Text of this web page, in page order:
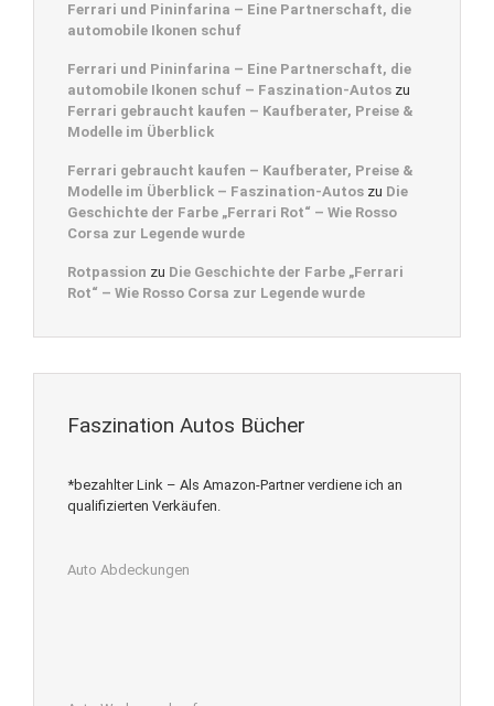
Ferrari und Pininfarina – Eine Partnerschaft, die
automobile Ikonen schuf
Ferrari und Pininfarina – Eine Partnerschaft, die
automobile Ikonen schuf – Faszination-Autos zu
Ferrari gebraucht kaufen – Kaufberater, Preise &
Modelle im Überblick
Ferrari gebraucht kaufen – Kaufberater, Preise &
Modelle im Überblick – Faszination-Autos zu Die
Geschichte der Farbe „Ferrari Rot“ – Wie Rosso
Corsa zur Legende wurde
Rotpassion zu Die Geschichte der Farbe „Ferrari
Rot“ – Wie Rosso Corsa zur Legende wurde
Faszination Autos Bücher
*bezahlter Link – Als Amazon-Partner verdiene ich an
qualifizierten Verkäufen.
Auto Abdeckungen